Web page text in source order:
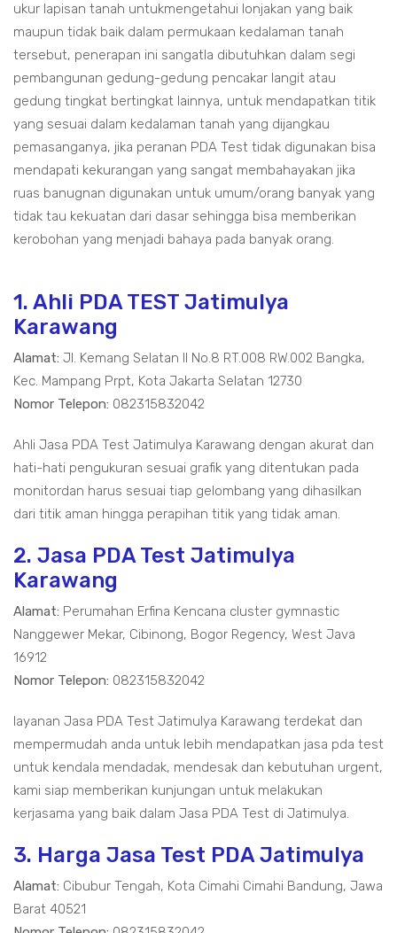
ukur lapisan tanah untukmengetahui lonjakan yang baik
maupun tidak baik dalam permukaan kedalaman tanah
tersebut, penerapan ini sangatla dibutuhkan dalam segi
pembangunan gedung-gedung pencakar langit atau
gedung tingkat bertingkat lainnya, untuk mendapatkan titik
yang sesuai dalam kedalaman tanah yang dijangkau
pemasanganya, jika peranan PDA Test tidak digunakan bisa
mendapati kekurangan yang sangat membahayakan jika
ruas banugnan digunakan untuk umum/orang banyak yang
tidak tau kekuatan dari dasar sehingga bisa memberikan
kerobohan yang menjadi bahaya pada banyak orang.
1. Ahli PDA TEST Jatimulya
Karawang
Alamat: Jl. Kemang Selatan II No.8 RT.008 RW.002 Bangka,
Kec. Mampang Prpt, Kota Jakarta Selatan 12730
Nomor Telepon: 082315832042
Ahli Jasa PDA Test Jatimulya Karawang dengan akurat dan
hati-hati pengukuran sesuai grafik yang ditentukan pada
monitordan harus sesuai tiap gelombang yang dihasilkan
dari titik aman hingga perapihan titik yang tidak aman.
2. Jasa PDA Test Jatimulya
Karawang
Alamat: Perumahan Erfina Kencana cluster gymnastic
Nanggewer Mekar, Cibinong, Bogor Regency, West Java
16912
Nomor Telepon: 082315832042
layanan Jasa PDA Test Jatimulya Karawang terdekat dan
mempermudah anda untuk lebih mendapatkan jasa pda test
untuk kendala mendadak, mendesak dan kebutuhan urgent,
kami siap memberikan kunjungan untuk melakukan
kerjasama yang baik dalam Jasa PDA Test di Jatimulya.
3. Harga Jasa Test PDA Jatimulya
Alamat: Cibubur Tengah, Kota Cimahi Cimahi Bandung, Jawa
Barat 40521